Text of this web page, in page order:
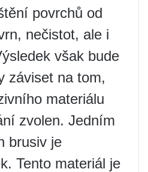
povrchů od
nečistot, ale i
však bude
záviset na tom,
materiálu
zvolen. Jedním
brusiv je
Tento materiál je